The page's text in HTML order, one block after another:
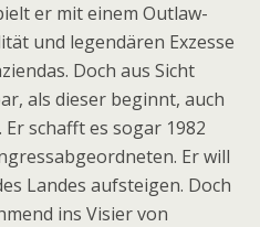
er mit einem Outlaw-
und legendären Exzesse
Doch aus Sicht
als dieser beginnt, auch
schafft es sogar 1982
Er will
Landes aufsteigen. Doch
ins Visier von